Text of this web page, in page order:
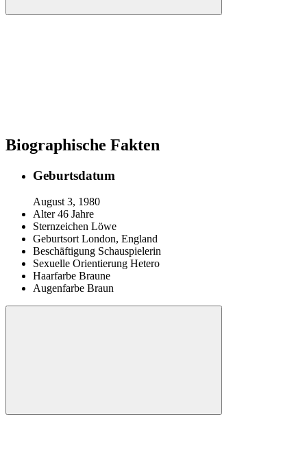
Biographische Fakten
Geburtsdatum
August 3, 1980
Alter 46 Jahre
Sternzeichen Löwe
Geburtsort London, England
Beschäftigung Schauspielerin
Sexuelle Orientierung Hetero
Haarfarbe Braune
Augenfarbe Braun